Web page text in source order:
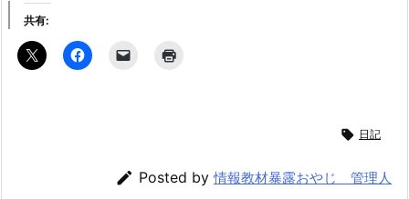
共有:
 日記
 Posted by情報教材暴露おやじ 管理人